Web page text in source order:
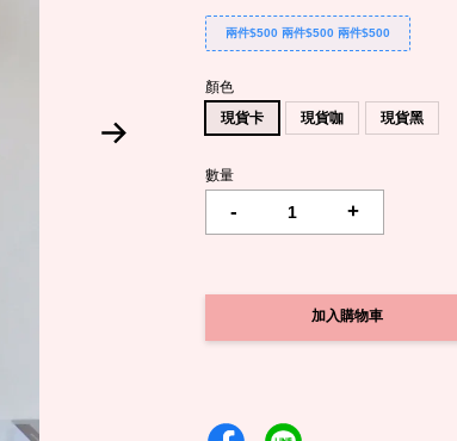
兩件$500 兩件$500 兩件$500
顏色
現貨卡
現貨咖 現貨黑
數量
- +
加入購物車